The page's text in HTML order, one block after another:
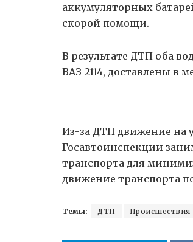
аккумуляторных
скорой помощи.
В результате ДТП оба
ВАЗ-2114, доставлены в
Из-за ДТП движение на
Госавтоинспекции
транспорта для
движение транспорта
Темы: ДТП Происшествия